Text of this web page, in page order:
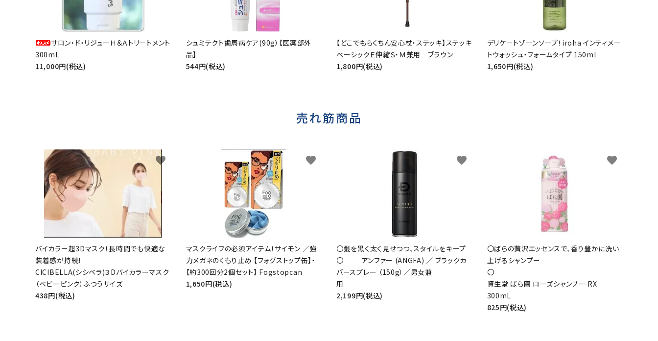
サロン・ド・リジューＨ＆Ａトリートメント
300mL
11,000円(税込)
シュミテクト歯周病ケア(90g）【医薬部外
品】
544円(税込)
【どこでもらくちん安心杖・ステッキ】ステッキ
ベーシックＥ伸縮Ｓ・Ｍ兼用 ブラウン
1,800円(税込)
デリケートゾーンソープ！iroha インティメー
トウォッシュ・フォームタイプ 150ml
1,650円(税込)
売れ筋商品
バイカラー超3Dマスク！長時間でも快適な
装着感が持続！
CICIBELLA(シシベラ)３Dバイカラーマスク
（ベビーピンク）ふつうサイズ
438円(税込)
favorite
マスクライフの必須アイテム！サイモン ／強
力メガネのくもり止め 【フォグストップ缶】・
【約300回分2個セット】 Fogstopcan
1,650円(税込)
favorite
〇髪を黒く太く見せつつ、スタイルをキープ
〇 アンファー (ANGFA) ／ ブラックカ
バースプレー （150g）／男女兼
用
2,199円(税込)
favorite
〇ばらの贅沢エッセンスで、香り豊かに洗い
上げるシャンプー
〇
資生堂 ばら園 ローズシャンプー RX
300mL
825円(税込)
favorite